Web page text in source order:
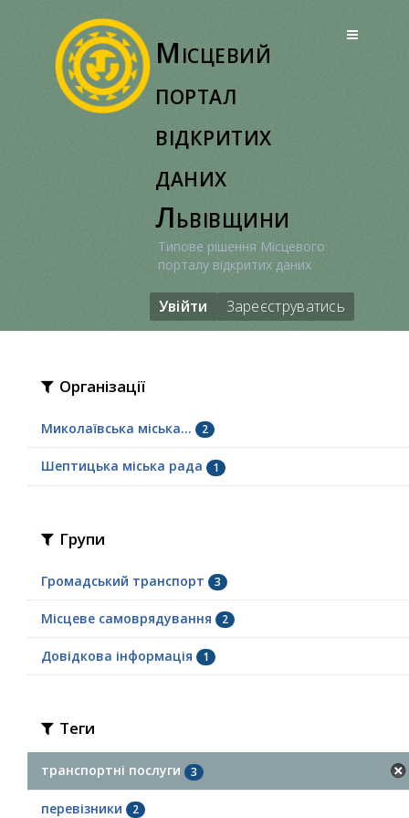
Місцевий
портал
відкритих
даних
Львівщини
Типове рішення Місцевого
порталу відкритих даних
Увійти Зареєструватись
Організації
Миколаївська міська... 2
Шептицька міська рада 1
Групи
Громадський транспорт 3
Місцеве самоврядування 2
Довідкова інформація 1
Теги
транспортні послуги 3
перевізники 2